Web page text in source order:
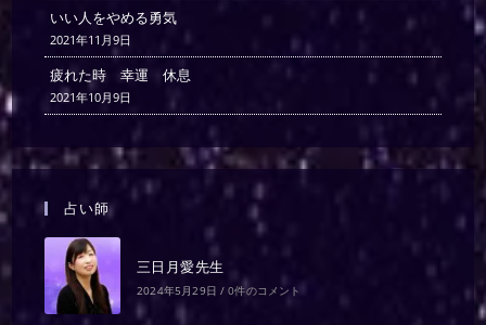
いい人をやめる勇気
2021年11月9日
疲れた時 幸運 休息
2021年10月9日
占い師
三日月愛先生
2024年5月29日 / 0件のコメント